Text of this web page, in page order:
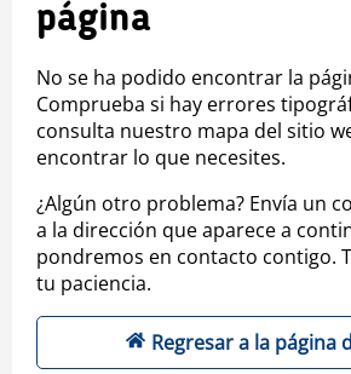
página
No se ha podido encontrar la
Comprueba si hay errores
consulta nuestro mapa del sitio
encontrar lo que necesites.
¿Algún otro problema? Envía un
a la dirección que aparece a
pondremos en contacto contigo.
tu paciencia.
Regresar a la página